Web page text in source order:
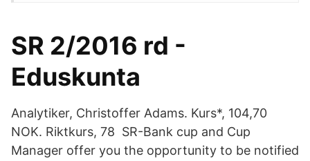
SR 2/2016 rd -
Eduskunta
Analytiker, Christoffer Adams. Kurs*, 104,70
NOK. Riktkurs, 78 SR-Bank cup and Cup
Manager offer you the opportunity to be notified